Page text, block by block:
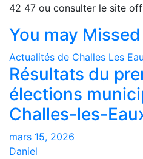
42 47 ou consulter le site
You may Missed
Actualités de Challes Les
Résultats du
élections
Challes-les-
mars 15, 2026
Daniel